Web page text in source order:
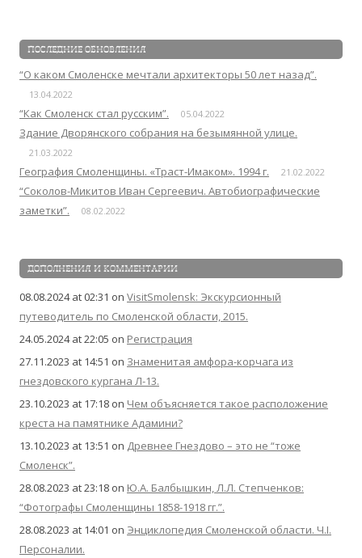
ПОСЛЕДНИЕ ОБНОВЛЕНИЯ
“О каком Смоленске мечтали архитекторы 50 лет назад”.
13.04.2022
“Как Смоленск стал русским”. 05.04.2022
Здание Дворянского собрания на безымянной улице.
21.03.2022
География Смоленщины. «Траст-Имаком». 1994 г. 21.02.2022
“Соколов-Микитов Иван Сергеевич. Автобиографические
заметки”.
08.02.2022
ДОПОЛНЕНИЯ И КОММЕНТАРИИ
08.08.2024 at 02:31 on VisitSmolensk: Экскурсионный
путеводитель по Смоленской области, 2015.
24.05.2024 at 22:05 on Регистрация
27.11.2023 at 14:51 on Знаменитая амфора-корчага из
гнездовского кургана Л-13.
23.10.2023 at 17:18 on Чем объясняется такое расположение
креста на памятнике Адамини?
13.10.2023 at 13:51 on Древнее Гнездово – это не “тоже
Смоленск”.
28.08.2023 at 23:18 on Ю.А. Балбышкин, Л.Л. Степченков:
“Фотографы Смоленщины 1858-1918 гг.”.
28.08.2023 at 14:01 on Энциклопедия Смоленской области. Ч.I.
Персоналии.